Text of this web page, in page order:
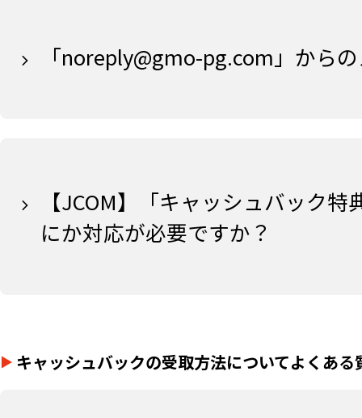
「noreply@gmo-pg.com」から
【JCOM】「キャッシュバック
にか対応が必要ですか？
キャッシュバックの受取方法についてよくある